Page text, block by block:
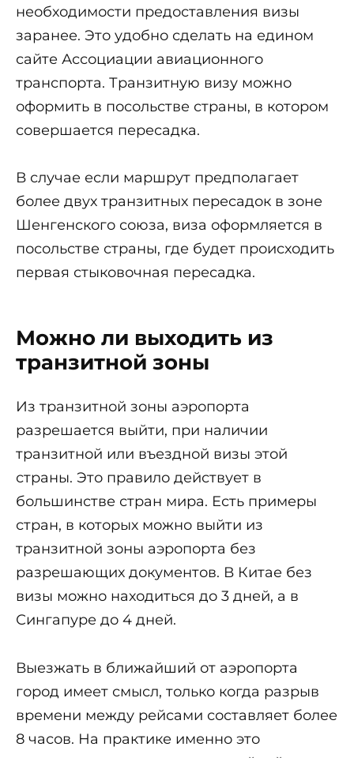
необходимости предоставления визы
заранее. Это удобно сделать на едином
сайте Ассоциации авиационного
транспорта. Транзитную визу можно
оформить в посольстве страны, в котором
совершается пересадка.
В случае если маршрут предполагает
более двух транзитных пересадок в зоне
Шенгенского союза, виза оформляется в
посольстве страны, где будет происходить
первая стыковочная пересадка.
Можно ли выходить из
транзитной зоны
Из транзитной зоны аэропорта
разрешается выйти, при наличии
транзитной или въездной визы этой
страны. Это правило действует в
большинстве стран мира. Есть примеры
стран, в которых можно выйти из
транзитной зоны аэропорта без
разрешающих документов. В Китае без
визы можно находиться до 3 дней, а в
Сингапуре до 4 дней.
Выезжать в ближайший от аэропорта
город имеет смысл, только когда разрыв
времени между рейсами составляет более
8 часов. На практике именно это